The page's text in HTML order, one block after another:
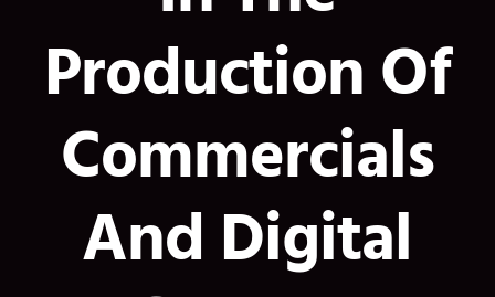
Production Of
Commercials
And Digital